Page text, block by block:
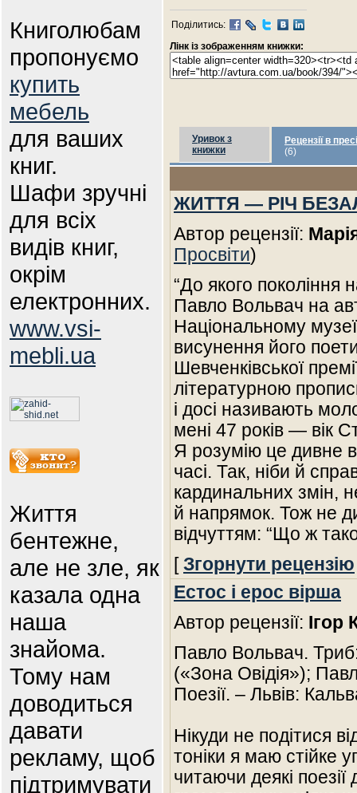
Книголюбам
пропонуємо
купить
мебель
для ваших
книг.
Шафи зручні
для всіх
видів книг,
окрім
електронних.
www.vsi-
mebli.ua
Життя
бентежне,
але не зле, як
казала одна
наша
знайома.
Тому нам
доводиться
давати
рекламу, щоб
підтримувати
Поділитись:
Лінк із зображенням книжки:
Уривок з
книжки
Рецензії в пресі
(6)
ЖИТТЯ — РІЧ
Автор рецензії:
Просвіти)
“До якого
Павло Вольвач на
Національному
висунення його
Шевченківської
літературною
і досі називають
мені 47 років — вік
Я розумію це дивне
часі. Так, ніби й
кардинальних змін,
й напрямок. Тож не
відчуттям: “Що ж
[ Згорнути рецензію
Естос і ерос вірша
Автор рецензії: Ігор
Павло Вольвач.
(«Зона Овідія»);
Поезії. – Львів:
Нікуди не подітися
тоніки я маю стійке
читаючи деякі